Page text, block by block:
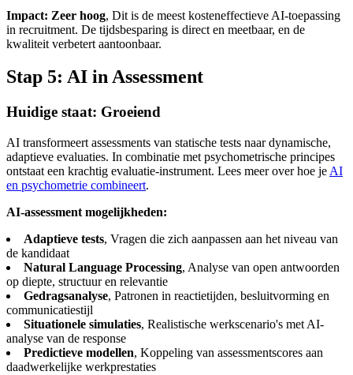
Impact: Zeer hoog, Dit is de meest kosteneffectieve AI-toepassing
in recruitment. De tijdsbesparing is direct en meetbaar, en de
kwaliteit verbetert aantoonbaar.
Stap 5: AI in Assessment
Huidige staat: Groeiend
AI transformeert assessments van statische tests naar dynamische,
adaptieve evaluaties. In combinatie met psychometrische principes
ontstaat een krachtig evaluatie-instrument. Lees meer over hoe je AI
en psychometrie combineert.
AI-assessment mogelijkheden:
Adaptieve tests, Vragen die zich aanpassen aan het niveau van
de kandidaat
Natural Language Processing, Analyse van open antwoorden
op diepte, structuur en relevantie
Gedragsanalyse, Patronen in reactietijden, besluitvorming en
communicatiestijl
Situationele simulaties, Realistische werkscenario's met AI-
analyse van de response
Predictieve modellen, Koppeling van assessmentscores aan
daadwerkelijke werkprestaties